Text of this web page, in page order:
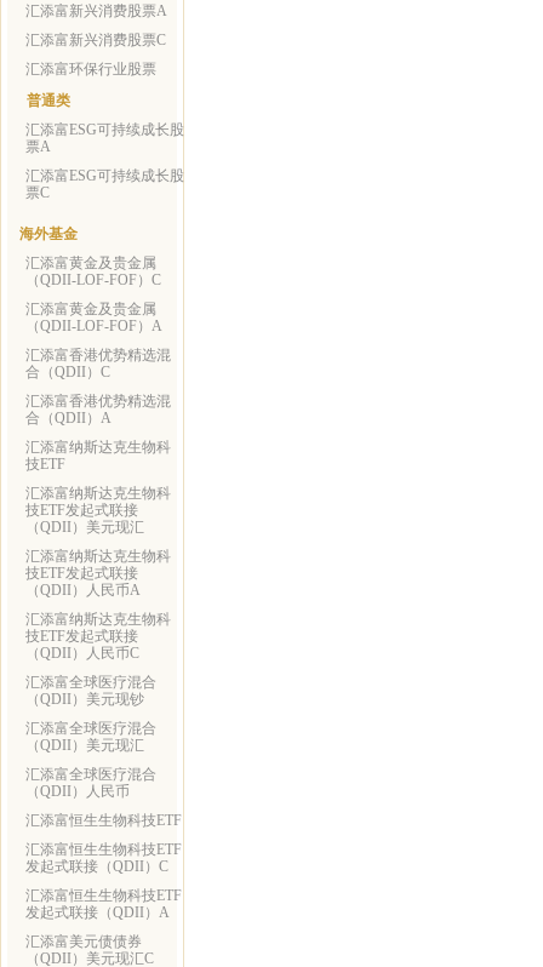
汇添富新兴消费股票A
汇添富新兴消费股票C
汇添富环保行业股票
普通类
汇添富ESG可持续成长股
票A
汇添富ESG可持续成长股
票C
海外基金
汇添富黄金及贵金属
（QDII-LOF-FOF）C
汇添富黄金及贵金属
（QDII-LOF-FOF）A
汇添富香港优势精选混
合（QDII）C
汇添富香港优势精选混
合（QDII）A
汇添富纳斯达克生物科
技ETF
汇添富纳斯达克生物科
技ETF发起式联接
（QDII）美元现汇
汇添富纳斯达克生物科
技ETF发起式联接
（QDII）人民币A
汇添富纳斯达克生物科
技ETF发起式联接
（QDII）人民币C
汇添富全球医疗混合
（QDII）美元现钞
汇添富全球医疗混合
（QDII）美元现汇
汇添富全球医疗混合
（QDII）人民币
汇添富恒生生物科技ETF
汇添富恒生生物科技ETF
发起式联接（QDII）C
汇添富恒生生物科技ETF
发起式联接（QDII）A
汇添富美元债债券
（QDII）美元现汇C